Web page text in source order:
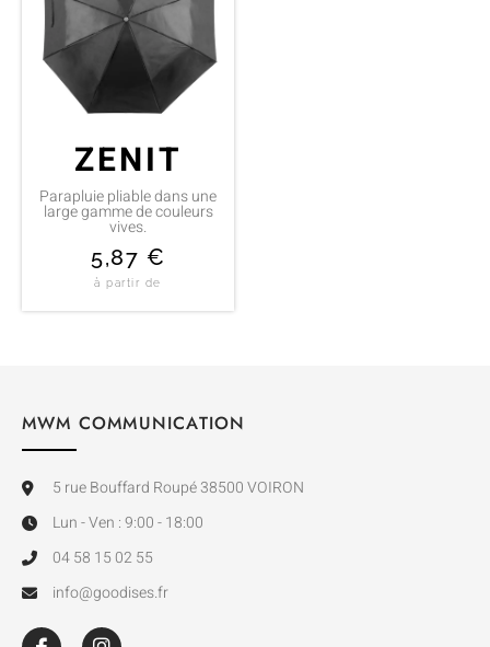
ZENIT
Parapluie pliable dans une
large gamme de couleurs
vives.
5,87 €
à partir de
MWM COMMUNICATION
5 rue Bouffard Roupé 38500 VOIRON
Lun - Ven : 9:00 - 18:00
04 58 15 02 55
info@goodises.fr